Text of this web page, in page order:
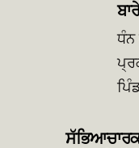
ਧੰਨ